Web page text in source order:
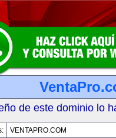
de este dominio lo
VENTAPRO.COM